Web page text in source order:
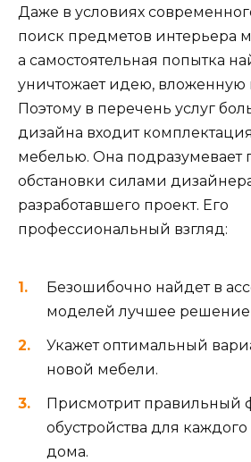
Даже в условиях
поиск предметов интерьера
а самостоятельная попытка
уничтожает идею, вложенную
Поэтому в перечень услуг
дизайна входит
мебелью. Она подразумевает
обстановки силами
разработавшего проект. Его
профессиональный взгляд:
Безошибочно найдет в
моделей лучшее решение
Укажет оптимальный
новой мебели.
Присмотрит правильный
обустройства для
дома.